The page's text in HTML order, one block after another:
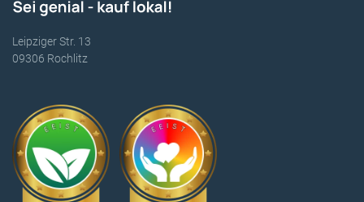
Leipziger Str. 13
09306 Rochlitz